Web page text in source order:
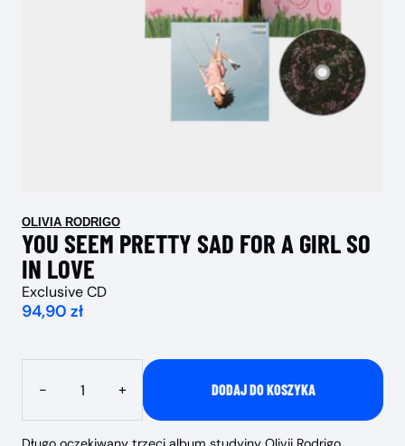
OLIVIA RODRIGO
YOU SEEM PRETTY SAD FOR A GIRL SO
IN LOVE
Exclusive CD
94,90 zł
-
+ DODAJ DO KOSZYKA